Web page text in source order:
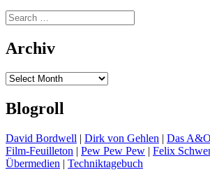
Search
for:
Archiv
Archiv
Blogroll
David Bordwell | Dirk von Gehlen | Das A&O
Film-Feuilleton | Pew Pew Pew | Felix
Übermedien | Techniktagebuch